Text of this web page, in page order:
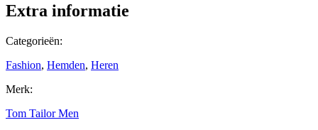
Extra informatie
Categorieën:
Fashion, Hemden, Heren
Merk:
Tom Tailor Men